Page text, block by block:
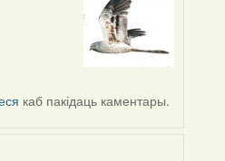
каб пакідаць каментары.